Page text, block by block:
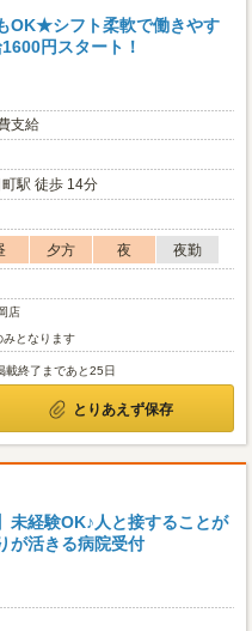
OK★シフト柔軟で働きやす
円スタート！
支給
駅 徒歩 14分
夕方 夜
夜勤
店
となります
載終了まであと25日
とりあえず保存
未経験OK♪人と接することが
が活きる病院受付